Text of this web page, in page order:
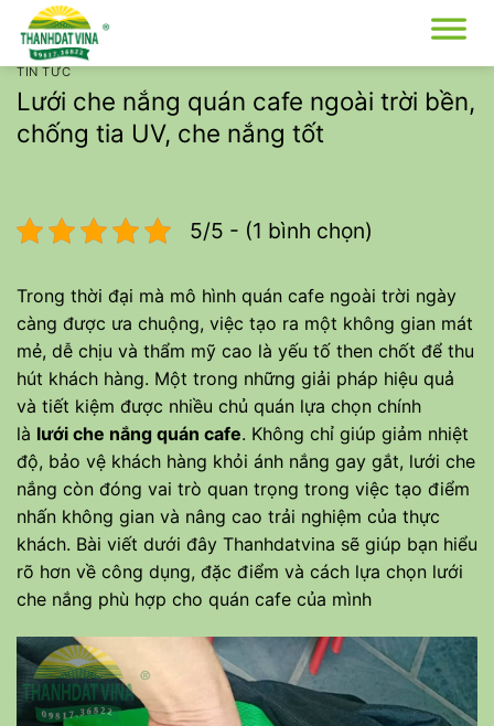
qua
nội
dung
TIN TỨC
Lưới che nắng quán cafe ngoài trời bền,
chống tia UV, che nắng tốt
5/5 - (1 bình chọn)
Trong thời đại mà mô hình quán cafe ngoài trời ngày
càng được ưa chuộng, việc tạo ra một không gian mát
mẻ, dễ chịu và thẩm mỹ cao là yếu tố then chốt để thu
hút khách hàng. Một trong những giải pháp hiệu quả
và tiết kiệm được nhiều chủ quán lựa chọn chính
là lưới che nắng quán cafe. Không chỉ giúp giảm nhiệt
độ, bảo vệ khách hàng khỏi ánh nắng gay gắt, lưới che
nắng còn đóng vai trò quan trọng trong việc tạo điểm
nhấn không gian và nâng cao trải nghiệm của thực
khách. Bài viết dưới đây Thanhdatvina sẽ giúp bạn hiểu
rõ hơn về công dụng, đặc điểm và cách lựa chọn lưới
che nắng phù hợp cho quán cafe của mình